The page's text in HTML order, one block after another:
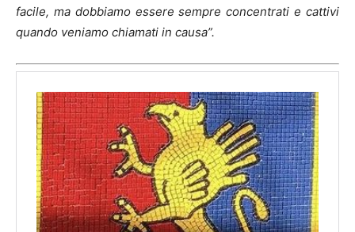
facile, ma dobbiamo essere sempre concentrati e cattivi
quando veniamo chiamati in causa”.